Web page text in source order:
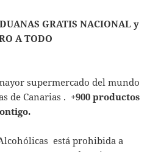
GRATIS NACIONAL y
A TODO
supermercado del mundo
de Canarias . +900 productos
ntigo.
está prohibida a